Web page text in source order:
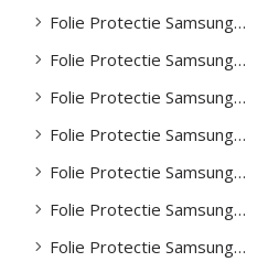
Folie Protectie Samsung A14
Folie Protectie Samsung A15
Folie Protectie Samsung A21
Folie Protectie Samsung A21S
Folie Protectie Samsung A22
Folie Protectie Samsung A23
Folie Protectie Samsung A32